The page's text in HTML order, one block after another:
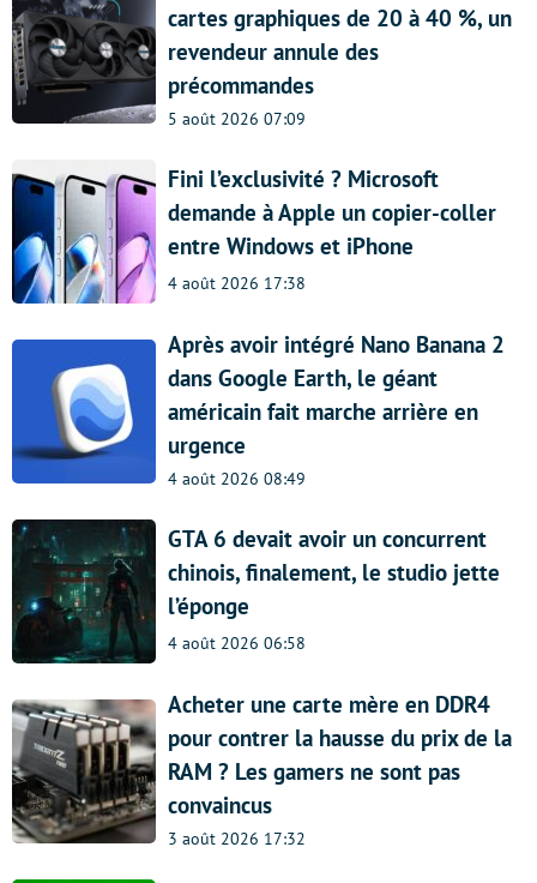
cartes graphiques de 20 à 40 %, un
revendeur annule des
précommandes
5 août 2026 07:09
Fini l’exclusivité ? Microsoft
demande à Apple un copier-coller
entre Windows et iPhone
4 août 2026 17:38
Après avoir intégré Nano Banana 2
dans Google Earth, le géant
américain fait marche arrière en
urgence
4 août 2026 08:49
GTA 6 devait avoir un concurrent
chinois, finalement, le studio jette
l’éponge
4 août 2026 06:58
Acheter une carte mère en DDR4
pour contrer la hausse du prix de la
RAM ? Les gamers ne sont pas
convaincus
3 août 2026 17:32